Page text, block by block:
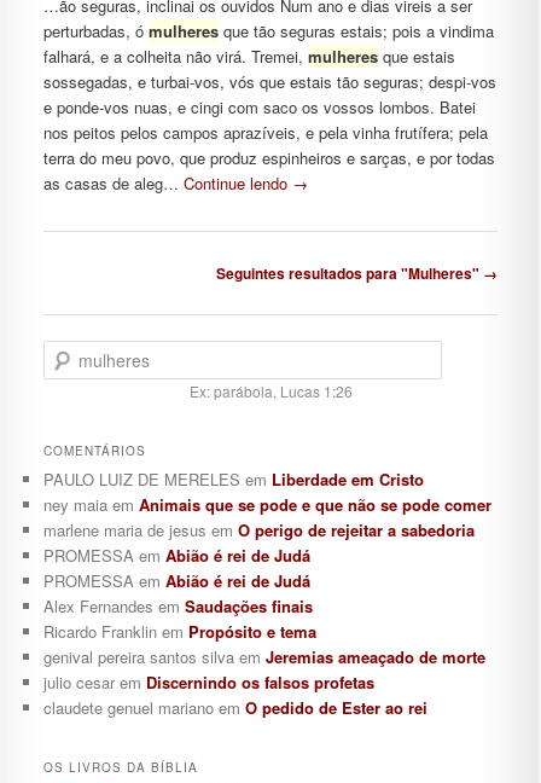
…ão seguras, inclinai os ouvidos Num ano e dias vireis a ser
perturbadas, ó mulheresque tão seguras estais; pois a vindima
falhará, e a colheita não virá. Tremei, mulheresque estais
sossegadas, e turbai-vos, vós que estais tão seguras; despi-vos
e ponde-vos nuas, e cingi com saco os vossos lombos. Batei
nos peitos pelos campos aprazíveis, e pela vinha frutífera; pela
terra do meu povo, que produz espinheiros e sarças, e por todas
as casas de aleg… Continue lendo →
Seguintes resultados para "Mulheres" →
Pesquisar
Ex: parábola, Lucas 1:26
COMENTÁRIOS
PAULO LUIZ DE MERELES em Liberdade em Cristo
ney maiaem Animais que se pode e que não se pode comer
marlene maria de jesus em O perigo de rejeitar a sabedoria
PROMESSA em Abião é rei de Judá
PROMESSA em Abião é rei de Judá
Alex Fernandes em Saudações finais
Ricardo Franklinem Propósito e tema
genival pereira santos silvaem Jeremias ameaçado de morte
julio cesarem Discernindo os falsos profetas
claudete genuel marianoem O pedido de Ester ao rei
OS LIVROS DA BÍBLIA